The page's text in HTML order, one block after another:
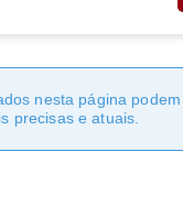
nesta página
precisas e atuais.